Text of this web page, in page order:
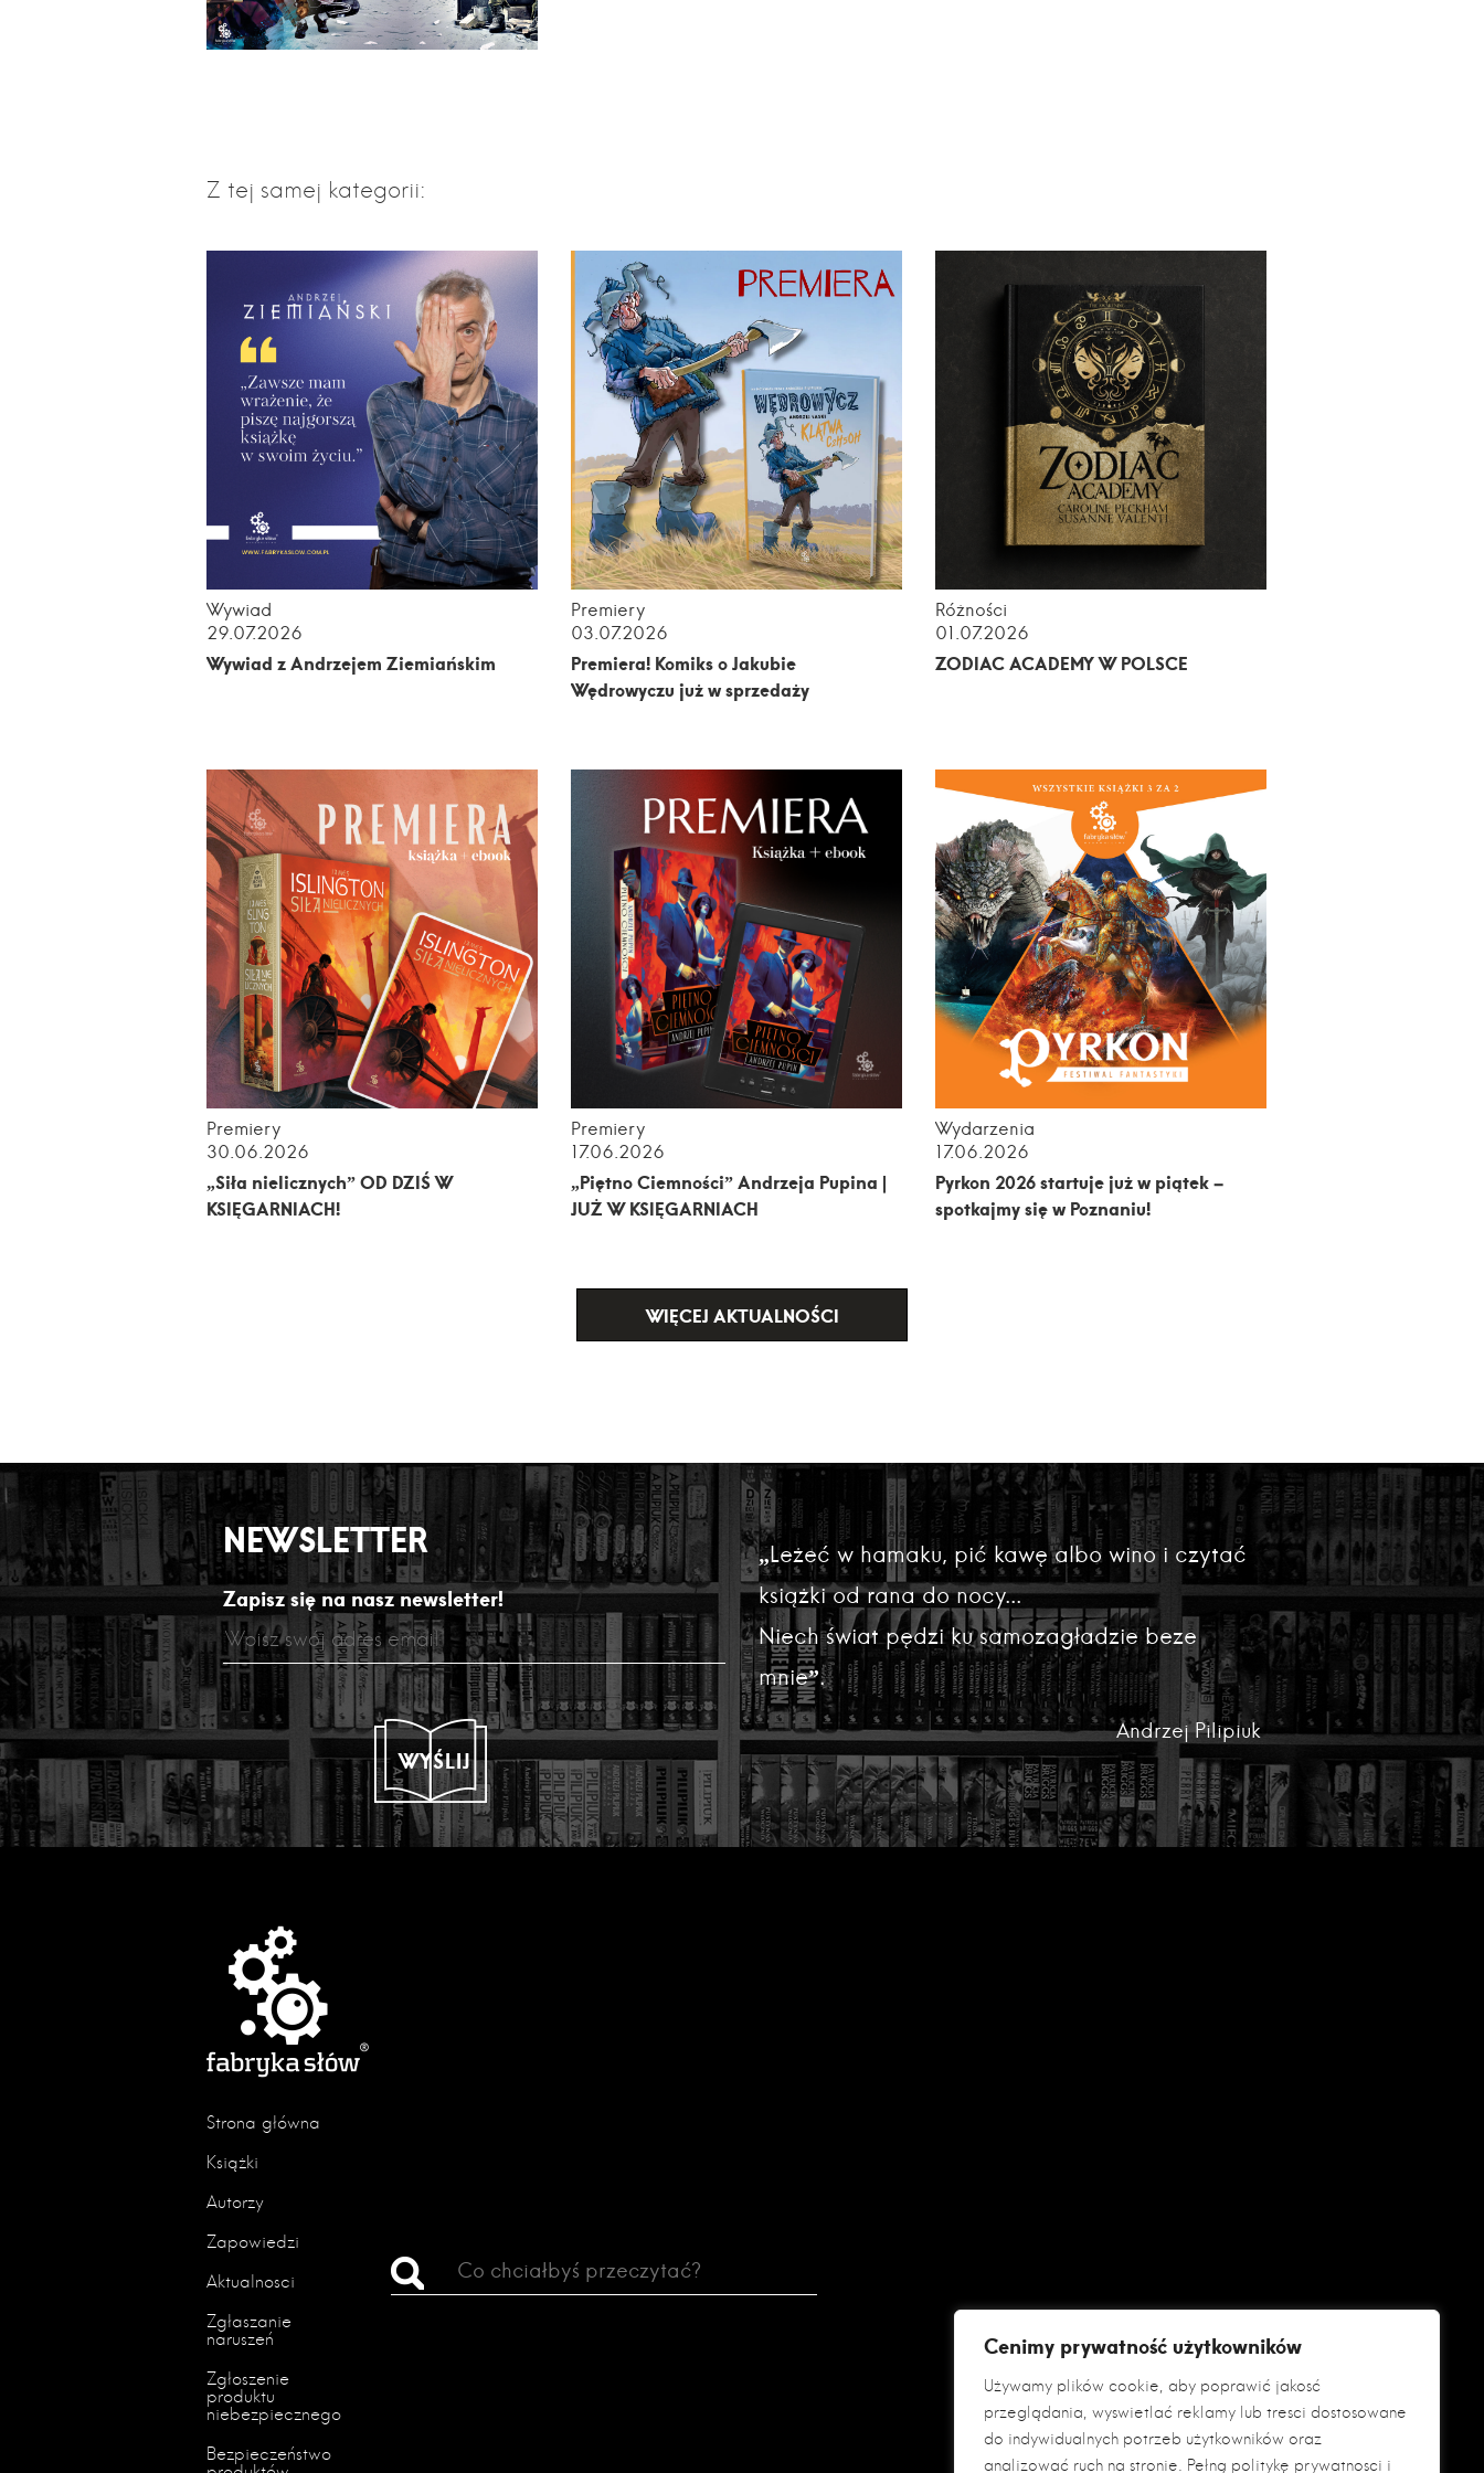
Cenimy prywatność użytkowników
Używamy plików cookie, aby poprawić jakość
przeglądania, wyświetlać reklamy lub treści dostosowane
do indywidualnych potrzeb użytkowników oraz
analizować ruch na stronie. Pełną politykę prywatności i
Z tej samej kategorii:
Wywiad
29.07.2026
Wywiad z Andrzejem Ziemiańskim
Premiery
03.07.2026
Premiera! Komiks o Jakubie
Wędrowyczu już w sprzedaży
Różności
01.07.2026
ZODIAC ACADEMY W POLSCE
Premiery
30.06.2026
„Siła nielicznych” OD DZIŚ W
KSIĘGARNIACH!
Premiery
17.06.2026
„Piętno Ciemności” Andrzeja Pupina |
JUŻ W KSIĘGARNIACH
Wydarzenia
17.06.2026
Pyrkon 2026 startuje już w piątek –
spotkajmy się w Poznaniu!
WIĘCEJ AKTUALNOŚCI
NEWSLETTER
Zapisz się na nasz newsletter!
WYŚLIJ
„Leżeć w hamaku, pić kawę albo wino i czytać
książki od rana do nocy...
Niech świat pędzi ku samozagładzie beze
mnie”.
Andrzej Pilipiuk
Strona główna
Książki
Autorzy
Zapowiedzi
Aktualności
Zgłaszanie
naruszeń
Zgłoszenie
produktu
niebezpiecznego
Bezpieczeństwo